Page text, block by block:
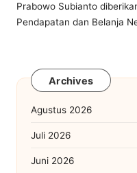
Prabowo Subianto
Pendapatan dan Belanja
Archives
Agustus 2026
Juli 2026
Juni 2026